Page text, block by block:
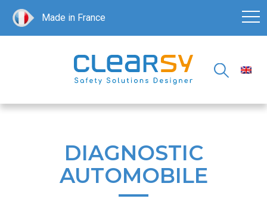
Made in France
DIAGNOSTIC
AUTOMOBILE